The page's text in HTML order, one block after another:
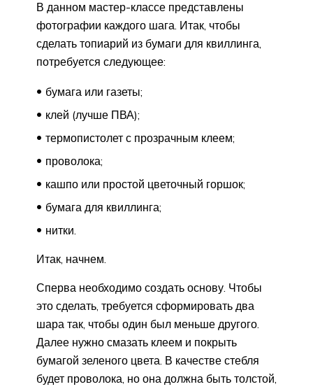
В данном мастер-классе представлены
фотографии каждого шага. Итак, чтобы
сделать топиарий из бумаги для квиллинга,
потребуется следующее:
бумага или газеты;
клей (лучше ПВА);
термопистолет с прозрачным клеем;
проволока;
кашпо или простой цветочный горшок;
бумага для квиллинга;
нитки.
Итак, начнем.
Сперва необходимо создать основу. Чтобы
это сделать, требуется сформировать два
шара так, чтобы один был меньше другого.
Далее нужно смазать клеем и покрыть
бумагой зеленого цвета. В качестве стебля
будет проволока, но она должна быть толстой,